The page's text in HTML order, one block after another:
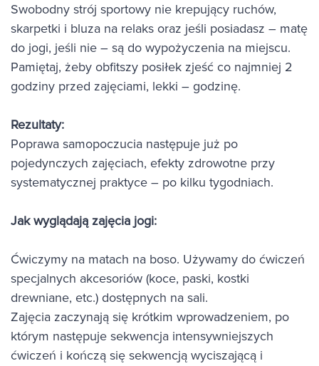
Swobodny strój sportowy nie krepujący ruchów,
skarpetki i bluza na relaks oraz jeśli posiadasz – matę
do jogi, jeśli nie – są do wypożyczenia na miejscu.
Pamiętaj, żeby obfitszy posiłek zjeść co najmniej 2
godziny przed zajęciami, lekki – godzinę.
Rezultaty:
Poprawa samopoczucia następuje już po
pojedynczych zajęciach, efekty zdrowotne przy
systematycznej praktyce – po kilku tygodniach.
Jak wyglądają zajęcia jogi:
Ćwiczymy na matach na boso. Używamy do ćwiczeń
specjalnych akcesoriów (koce, paski, kostki
drewniane, etc.) dostępnych na sali.
Zajęcia zaczynają się krótkim wprowadzeniem, po
którym następuje sekwencja intensywniejszych
ćwiczeń i kończą się sekwencją wyciszającą i